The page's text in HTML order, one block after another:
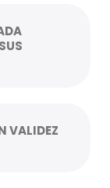
VALIDEZ